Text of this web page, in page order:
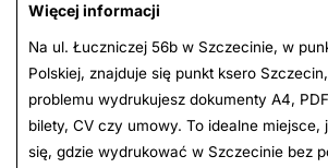
Więcej informacji
Na ul. Łuczniczej 56b w Szczecinie, w
Polskiej, znajduje się punkt ksero
problemu wydrukujesz dokumenty A4,
bilety, CV czy umowy. To idealne miejsce,
się, gdzie wydrukować w Szczecinie bez